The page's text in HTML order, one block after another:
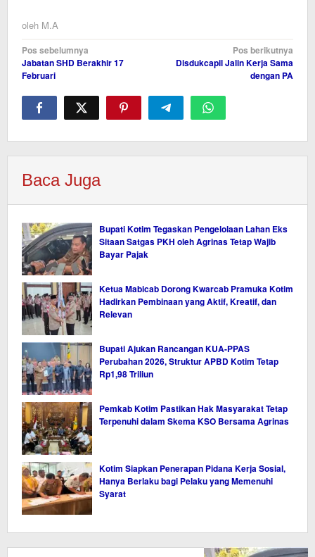
oleh M.A
Navigasi
pos
Pos sebelumnya
Jabatan SHD Berakhir 17
Februari
Pos berikutnya
Disdukcapil Jalin Kerja Sama
dengan PA
Baca Juga
Bupati Kotim Tegaskan Pengelolaan Lahan Eks
Sitaan Satgas PKH oleh Agrinas Tetap Wajib
Bayar Pajak
Ketua Mabicab Dorong Kwarcab Pramuka Kotim
Hadirkan Pembinaan yang Aktif, Kreatif, dan
Relevan
Bupati Ajukan Rancangan KUA-PPAS
Perubahan 2026, Struktur APBD Kotim Tetap
Rp1,98 Triliun
Pemkab Kotim Pastikan Hak Masyarakat Tetap
Terpenuhi dalam Skema KSO Bersama Agrinas
Kotim Siapkan Penerapan Pidana Kerja Sosial,
Hanya Berlaku bagi Pelaku yang Memenuhi
Syarat